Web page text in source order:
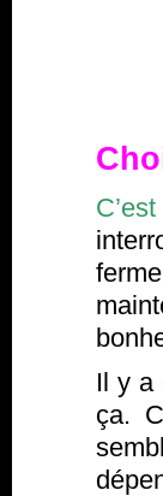
Il y a
ça.